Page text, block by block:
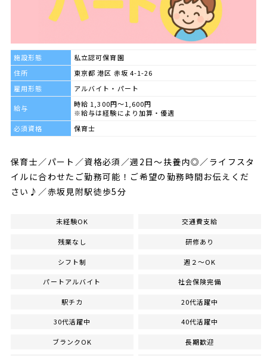
施設形態
私立認可保育園
住所
東京都 港区 赤坂 4-1-26
雇用形態
アルバイト・パート
給与
時給 1,300円～1,600円
※給与は経験により加算・優遇
必須資格
保育士
保育士／パート／資格必須／週2日～扶養内◎／ライフスタ
イルに合わせたご勤務可能！ご希望の勤務時間お伝えくだ
さい♪／赤坂見附駅徒歩5分
未経験OK 交通費支給
残業なし 研修あり
シフト制 週２～OK
パートアルバイト 社会保険完備
駅チカ 20代活躍中
30代活躍中 40代活躍中
ブランクOK 長期歓迎